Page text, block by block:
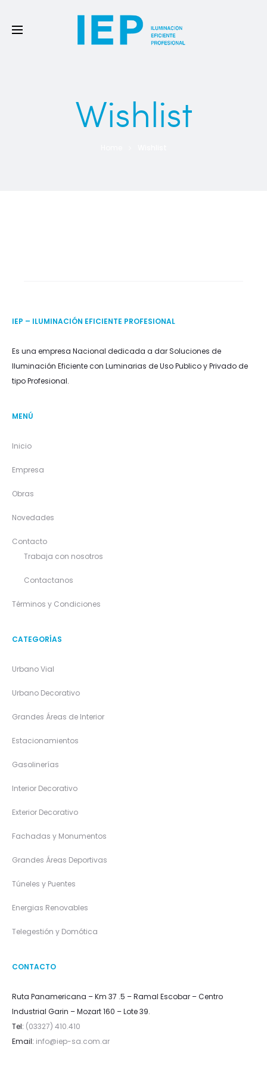
Wishlist
IEP – ILUMINACIÓN EFICIENTE PROFESIONAL
Es una empresa Nacional dedicada a dar Soluciones de
Iluminación Eficiente con Luminarias de Uso Publico y Privado de
tipo Profesional.
MENÚ
Inicio
Empresa
Obras
Novedades
Contacto
Trabaja con nosotros
Contactanos
Términos y Condiciones
CATEGORÍAS
Urbano Vial
Urbano Decorativo
Grandes Áreas de Interior
Estacionamientos
Gasolinerías
Interior Decorativo
Exterior Decorativo
Fachadas y Monumentos
Grandes Áreas Deportivas
Túneles y Puentes
Energias Renovables
Telegestión y Domótica
CONTACTO
Ruta Panamericana – Km 37 .5 – Ramal Escobar – Centro
Industrial Garin – Mozart 160 – Lote 39.
Tel: (03327) 410.410
Email: info@iep-sa.com.ar